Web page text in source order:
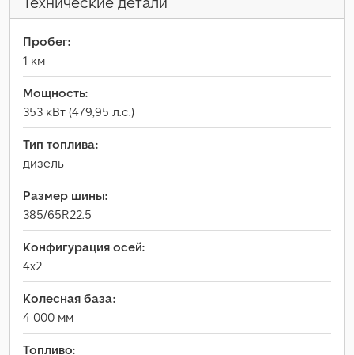
Пробег:
1 км
Мощность:
353 кВт (479,95 л.с.)
Тип топлива:
дизель
Размер шины:
385/65R22.5
Конфигурация осей:
4x2
Колесная база:
4 000 мм
Топливо: